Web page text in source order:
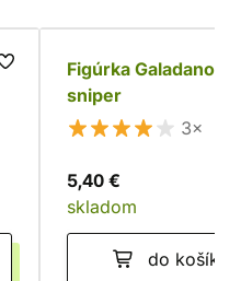
Figúrka
sniper
3×
5,40 €
skladom
do košíka